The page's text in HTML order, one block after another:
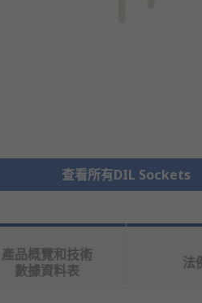
查看所有DIL Sockets
產品概覽和技術
數據資料表
法